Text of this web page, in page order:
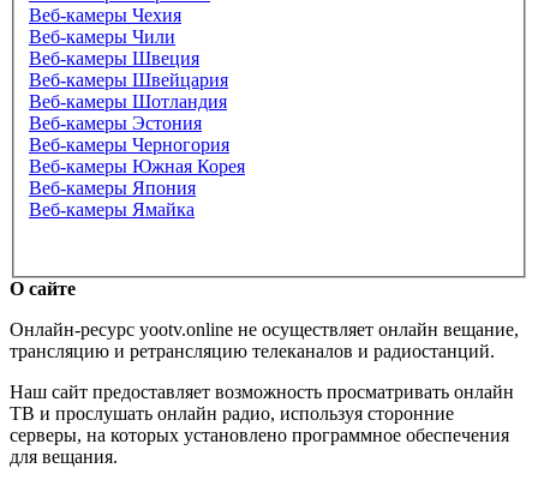
Веб-камеры Чехия
Веб-камеры Чили
Веб-камеры Швеция
Веб-камеры Швейцария
Веб-камеры Шотландия
Веб-камеры Эстония
Веб-камеры Черногория
Веб-камеры Южная Корея
Веб-камеры Япония
Веб-камеры Ямайка
О сайте
Онлайн-ресурс yootv.online не осуществляет онлайн вещание,
трансляцию и ретрансляцию телеканалов и радиостанций.
Наш сайт предоставляет возможность просматривать онлайн
ТВ и прослушать онлайн радио, используя сторонние
серверы, на которых установлено программное обеспечения
для вещания.